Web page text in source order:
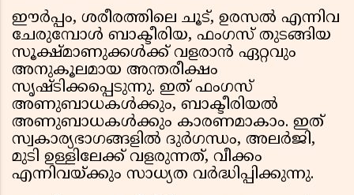
ഈർപ്പം, ശരീരത്തിലെ ചൂട്, ഉരസൽ എന്നിവ
ചേരുമ്പോൾ ബാക്ടീരിയ, ഫംഗസ് തുടങ്ങിയ
സൂക്ഷ്മാണുക്കൾക്ക് വളരാൻ ഏറ്റവും
അനുകൂലമായ അന്തരീക്ഷം
സൃഷ്ടിക്കപ്പെടുന്നു. ഇത് ഫംഗസ്
അണുബാധകൾക്കും, ബാക്ടീരിയൽ
അണുബാധകൾക്കും കാരണമാകാം. ഇത്
സ്വകാര്യഭാഗങ്ങളിൽ ദുർഗന്ധം, അലർജി,
മുടി ഉള്ളിലേക്ക് വളരുന്നത്, വീക്കം
എന്നിവയ്ക്കും സാധ്യത വർദ്ധിപ്പിക്കുന്നു.